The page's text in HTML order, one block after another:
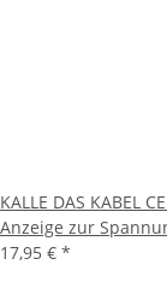
KALLE DAS KABEL
Anzeige zur
17,95 € *